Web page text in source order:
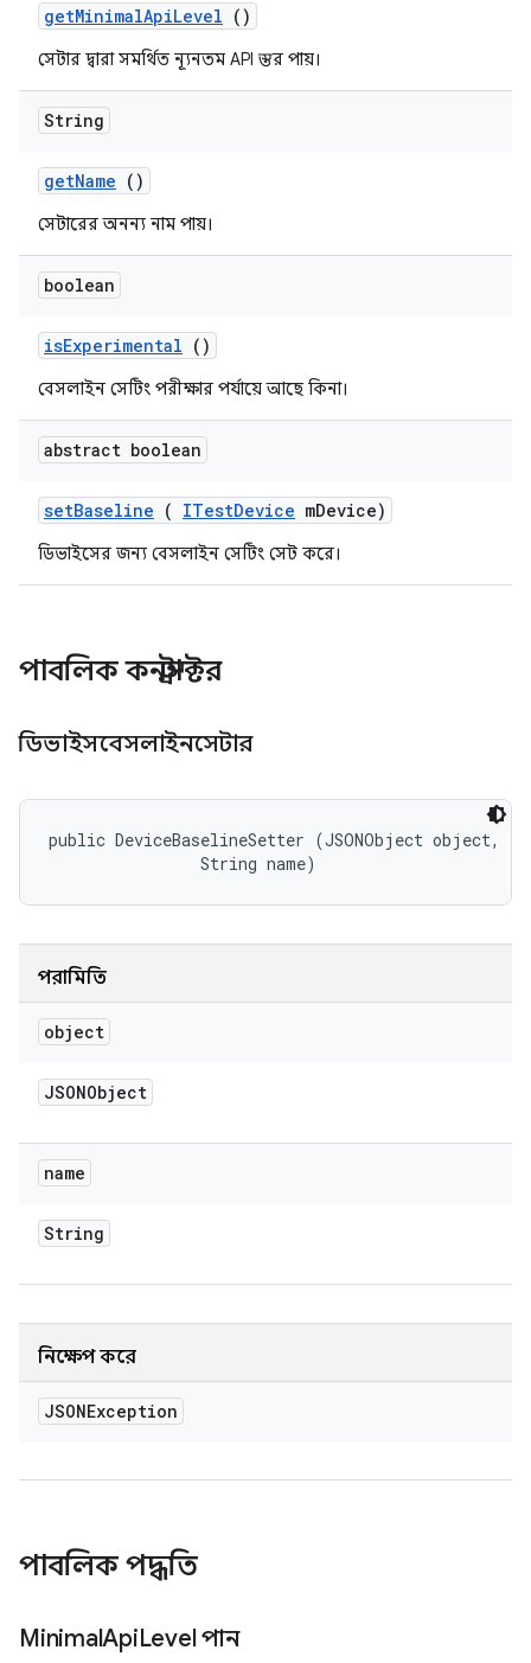
getMinimalApiLevel ()
সেটার দ্বারা সমর্থিত ন্যূনতম API স্তর পায়।
String
getName ()
সেটারের অনন্য নাম পায়।
boolean
isExperimental ()
বেসলাইন সেটিং পরীক্ষার পর্যায়ে আছে কিনা।
abstract boolean
setBaseline ( ITestDevice mDevice)
ডিভাইসের জন্য বেসলাইন সেটিং সেট করে।
পাবলিক কনস্ট্রাক্টর
ডিভাইসবেসলাইনসেটার
public DeviceBaselineSetter (JSONObject object,
                String name)
পরামিতি
object
JSONObject
name
String
নিক্ষেপ করে
JSONException
পাবলিক পদ্ধতি
MinimalApiLevel পান